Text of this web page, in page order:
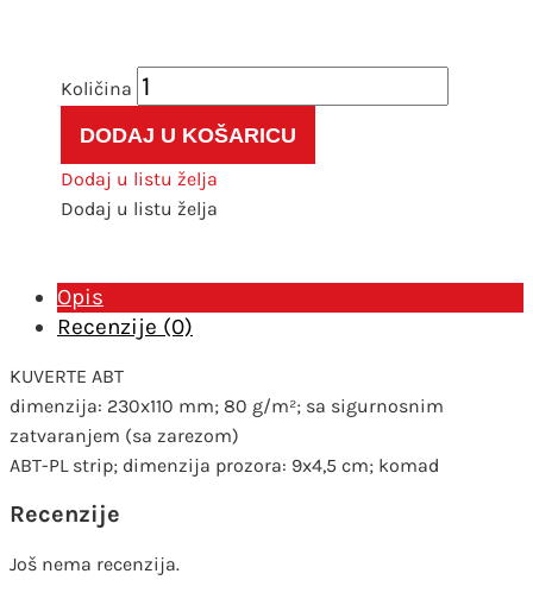
Kuverta
strip
bijela
80g
kom
količina
DODAJ U KOŠARICU
Dodaj u listu želja
Dodaj u listu želja
Opis
Recenzije (0)
KUVERTE ABT
dimenzija: 230x110 mm; 80 g/m²; sa sigurnosnim
zatvaranjem (sa zarezom)
ABT-PL strip; dimenzija prozora: 9x4,5 cm; komad
Recenzije
Još nema recenzija.